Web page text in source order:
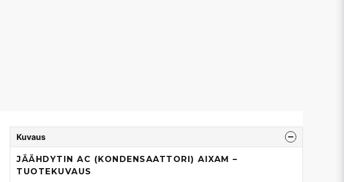
Kuvaus
JÄÄHDYTIN AC (KONDENSAATTORI) AIXAM –
TUOTEKUVAUS